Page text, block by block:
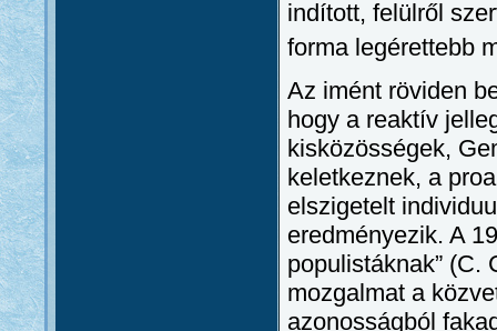
indított, felülről
forma legérettebb
Az imént röviden
hogy a reaktív
kisközösségek,
keletkeznek, a
elszigetelt
eredményezik. A
populistáknak” (C.
mozgalmat a
azonosságból